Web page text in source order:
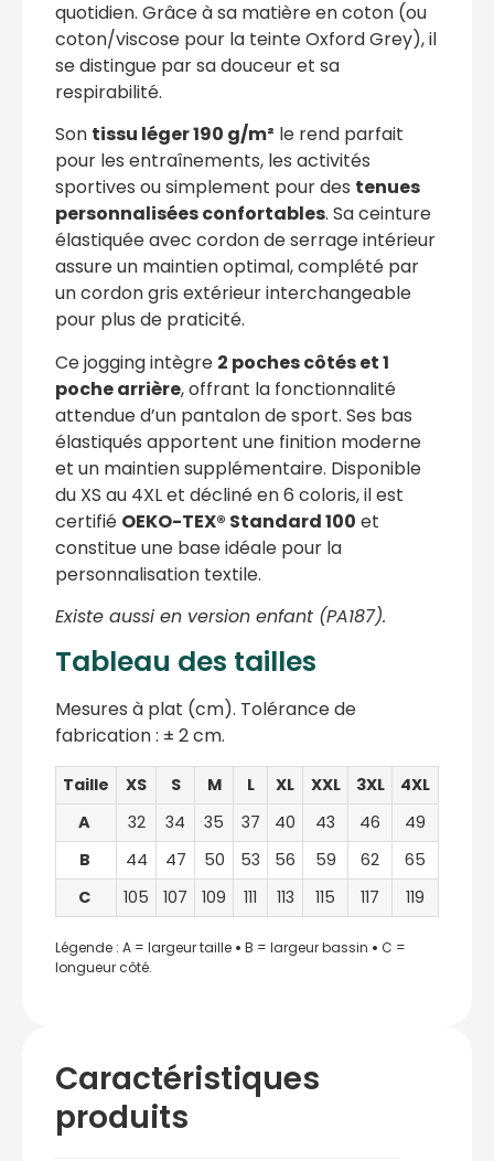
quotidien. Grâce à sa matière en coton (ou
coton/viscose pour la teinte Oxford Grey), il
se distingue par sa douceur et sa
respirabilité.
Son tissu léger 190 g/m² le rend parfait
pour les entraînements, les activités
sportives ou simplement pour des tenues
personnalisées confortables. Sa ceinture
élastiquée avec cordon de serrage intérieur
assure un maintien optimal, complété par
un cordon gris extérieur interchangeable
pour plus de praticité.
Ce jogging intègre 2 poches côtés et 1
poche arrière, offrant la fonctionnalité
attendue d’un pantalon de sport. Ses bas
élastiqués apportent une finition moderne
et un maintien supplémentaire. Disponible
du XS au 4XL et décliné en 6 coloris, il est
certifié OEKO-TEX® Standard 100 et
constitue une base idéale pour la
personnalisation textile.
Existe aussi en version enfant (PA187).
Tableau des tailles
Mesures à plat (cm). Tolérance de
fabrication : ± 2 cm.
Taille XS S M L XL XXL 3XL
4XL
A
32 34 35 37 40 43 46
49
B
44 47 50 53 56 59 62
65
C
105 107 109 111 113 115 117 119
Légende : A = largeur taille • B = largeur bassin • C =
longueur côté.
Caractéristiques
produits